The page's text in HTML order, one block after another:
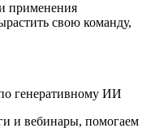
применения
свою команду,
генеративному ИИ
и вебинары, помогаем